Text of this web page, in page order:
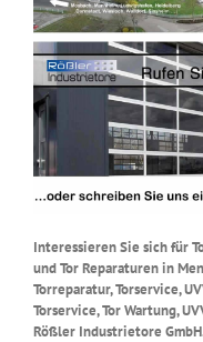
Interessieren Sie sich für
und Tor Reparaturen in
Torreparatur, Torservice,
Torservice, Tor Wartung,
Rößler Industrietore